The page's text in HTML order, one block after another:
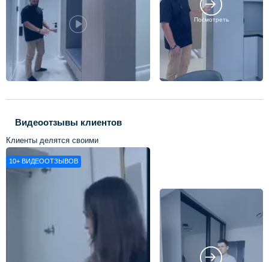
Посмотреть
Видеоотзывы клиентов
Клиенты делятся своими
впечатлениями о нашей работе
10+ ВИДЕООТЗЫВОВ